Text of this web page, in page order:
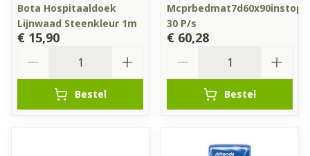
Bota Hospitaaldoek
Lijnwaad Steenkleur 1m
€ 15,90
Bestel
30 P/s
€ 60,28
Bestel